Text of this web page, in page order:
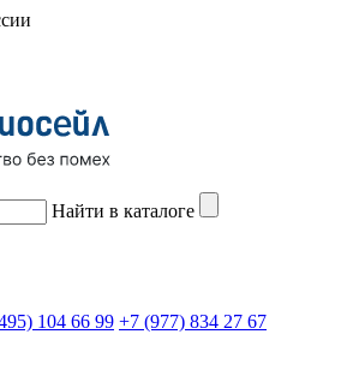
Найти в каталоге
104 66 99 +7 (977) 834 27 67